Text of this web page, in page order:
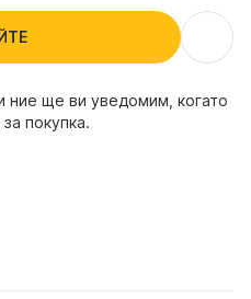
ние ще ви уведомим, когато
покупка.